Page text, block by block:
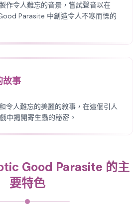
作令人難忘的音景，嘗試聲音以在
Parasite 中創造令人不寒而慄的
故事
令人難忘的美麗的敘事，在這個引人
中揭開寄生蟲的秘密。
Good Parasite 的主
要特色